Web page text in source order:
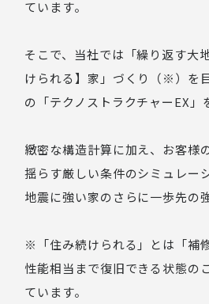
ています。
そこで、当社では「繰り返す大
けられる】家」づくり（※）を
の「テクノストラクチャーEX」
緻密な構造計算に加え、お客様
揺らす厳しい条件のシミュレー
地震に強い家のさらに一歩先の
※「住み続けられる」とは「補
性能相当まで復旧できる状態の
ています。